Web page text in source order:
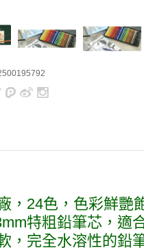
，24色，色彩鮮艷
特粗鉛筆芯，適
，完全水溶性的鉛